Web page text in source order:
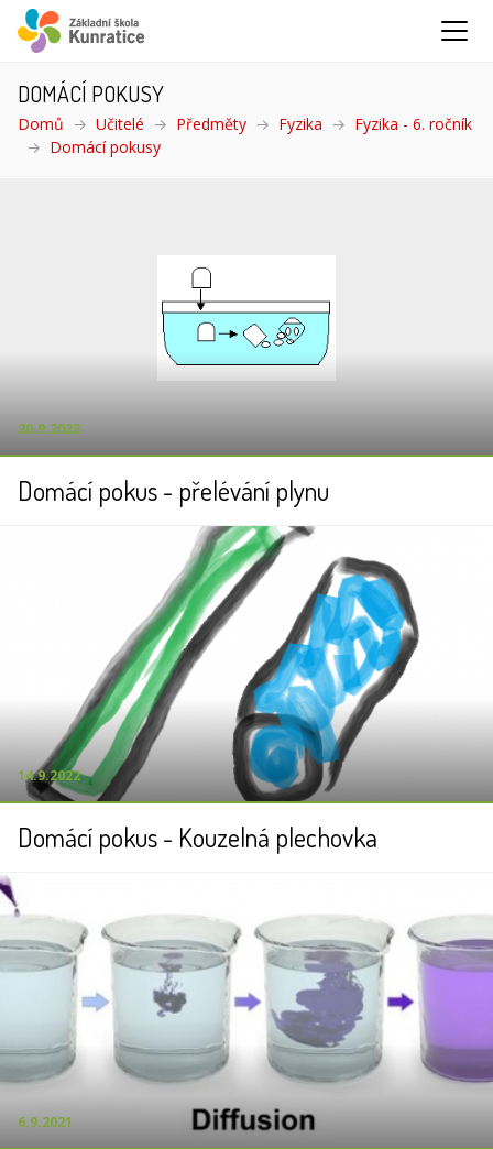
DOMÁCÍ POKUSY
Domů Učitelé Předměty Fyzika
Fyzika - 6. ročník
Domácí pokusy
20.9.2022
Domácí pokus - přelévání plynu
14.9.2022
Domácí pokus - Kouzelná plechovka
6.9.2021